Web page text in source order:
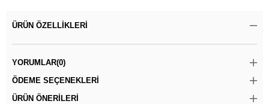
ÜRÜN ÖZELLIKLERI
YORUMLAR(0)
ÖDEME SEÇENEKLERI
ÜRÜN ÖNERILERI